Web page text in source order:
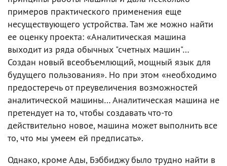
примеров практического применения еще
несуществующего устройства. Там же можно найти
ее оценку проекта: «Аналитическая машина
выходит из ряда обычных "счетных машин"…
Создан новый всеобъемлющий, мощный язык для
будущего пользования». Но при этом «необходимо
предостеречь от преувеличения возможностей
аналитической машины… Аналитическая машина не
претендует на то, чтобы создавать что-то
действительно новое, машина может выполнить все
то, что мы умеем ей предписать».
Однако, кроме Ады, Бэббиджу было трудно найти в